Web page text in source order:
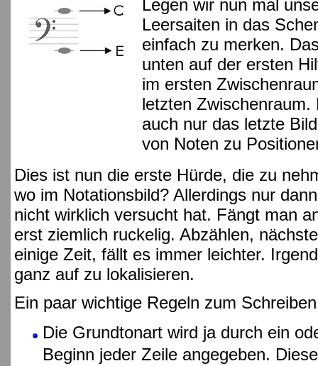
Legen wir nun mal
Leersaiten in das
einfach zu merken.
unten auf der ersten
im ersten
letzten
auch nur das letzte
von Noten zu
Dies ist nun die erste Hürde, die zu
wo im Notationsbild? Allerdings nur
nicht wirklich versucht hat. Fängt man
erst ziemlich ruckelig. Abzählen,
einige Zeit, fällt es immer leichter.
ganz auf zu lokalisieren.
Ein paar wichtige Regeln zum
Die Grundtonart wird ja durch ein
Beginn jeder Zeile angegeben.